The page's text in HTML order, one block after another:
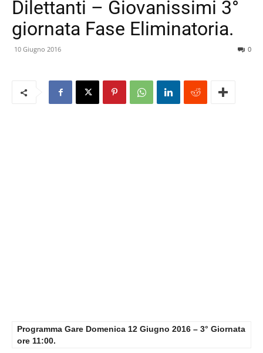
Dilettanti – Giovanissimi 3°
giornata Fase Eliminatoria.
10 Giugno 2016 0
Programma Gare Domenica 12 Giugno 2016 – 3° Giornata
ore 11:00.